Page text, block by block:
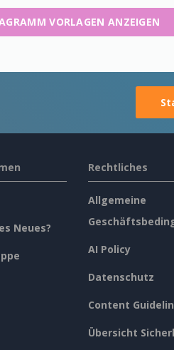
VORLAGEN ANZEIGEN
Neues?
Rechtliches
Allgemeine
AI Policy
Datenschutz
Content
Übersicht